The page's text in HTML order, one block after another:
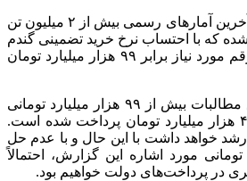
در عین در حال براساس آخرین آمارهای رسمی بیش از ۲ میلیون تن
که با احتساب نرخ خرید تضمینی گندم
۴۹ هزار و ۵۰۰ تومانی، رقم مورد نیاز برابر ۹۹ هزار میلیارد تومان
به عبارت دیگر از مجموع مطالبات بیش از ۹۹ هزار میلیارد تومانی
گندم‌کاران، تاکنون تنها ۴۱ هزار میلیارد تومان پرداخت شده است.
رشد خواهد داشت با این حال و با عدم حل
تومانی مورد اشاره این گزارش، احتمالاً
در پرداخت‌های دولت خواهیم بود.